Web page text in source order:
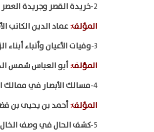
2- خريدة القصر وجريدة العصر
المؤلف:عماد الدين الكاتب
3- وفيات الأعيان وأنباء أبناء
المؤلف:أبو العباس شمس
4- مسالك الأبصار في ممالك
المؤلف:أحمد بن يحيى بن
5- كشف الحال في وصف الخال